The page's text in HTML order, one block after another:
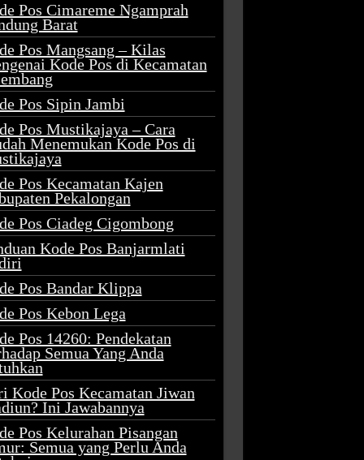
Pos Cimareme Ngamprah
Barat
Pos Mangsang – Kilas
Kode Pos di Kecamatan
Pos Sipin Jambi
Pos Mustikajaya – Cara
Menemukan Kode Pos di
Pos Kecamatan Kajen
Pekalongan
Pos Ciadeg Cigombong
Kode Pos Banjarmlati
Pos Bandar Klippa
Pos Kebon Lega
Pos 14260: Pendekatan
Semua Yang Anda
Kode Pos Kecamatan Jiwan
Ini Jawabannya
Pos Kelurahan Pisangan
Semua yang Perlu Anda